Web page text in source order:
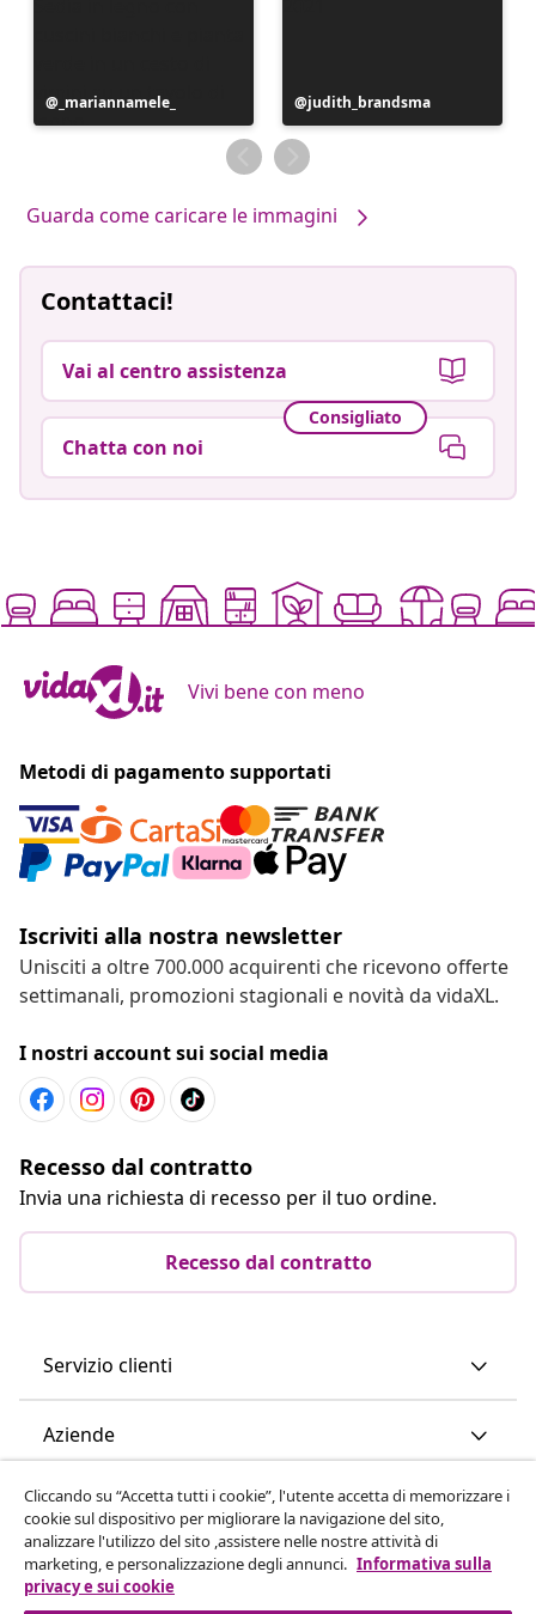
Post
pubblicato
_mariannamele_
Post
pubblicato
da
judith_brandsma
Guarda come caricare le immagini
Contattaci!
Vai al centro assistenza
Consigliato
Chatta con noi
Vivi bene con meno
Metodi di pagamento supportati
Iscriviti alla nostra newsletter
Unisciti a oltre 700.000 acquirenti che ricevono offerte
settimanali, promozioni stagionali e novità da vidaXL.
I nostri account sui social media
Recesso dal contratto
Invia una richiesta di recesso per il tuo ordine.
Recesso dal contratto
Servizio clienti
Aziende
vidaXL
Scopri di più
Cliccando su “Accetta tutti i cookie”, l'utente accetta di memorizzare i
cookie sul dispositivo per migliorare la navigazione del sito,
analizzare l'utilizzo del sito ,assistere nelle nostre attività di
marketing, e personalizzazione degli annunci. Informativa sulla
privacy e sui cookie